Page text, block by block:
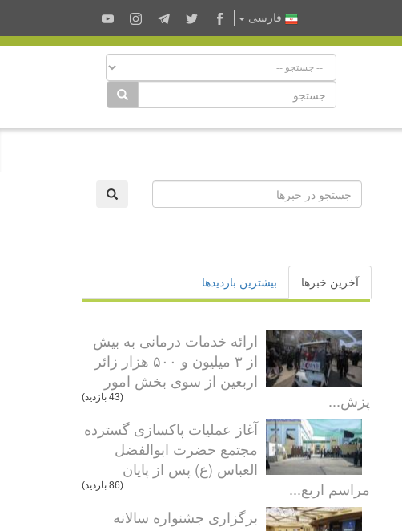
فارسى
آخرین خبرها بیشترین بازدیدها
ارائه خدمات درمانی به بیش
از ۳ میلیون و ۵۰۰ هزار زائر
اربعین از سوی بخش امور
پزش...
(43 بازدید)
آغاز عملیات پاکسازی گسترده
مجتمع حضرت ابوالفضل
العباس (ع) پس از پایان
مراسم اربع...
(86 بازدید)
برگزاری جشنواره سالانه